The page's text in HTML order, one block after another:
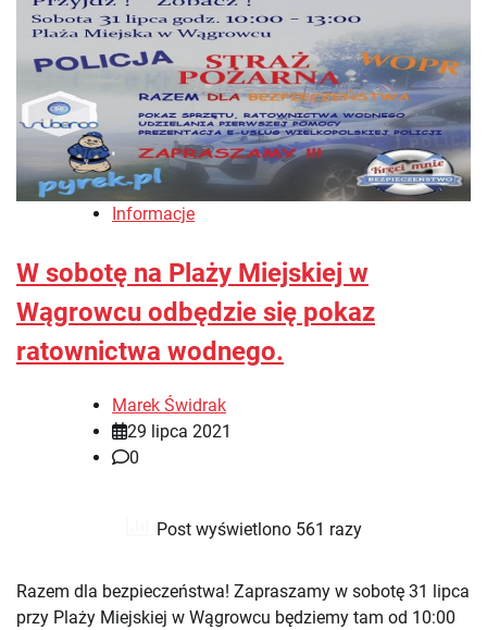
Informacje
W sobotę na Plaży Miejskiej w
Wągrowcu odbędzie się pokaz
ratownictwa wodnego.
Marek Świdrak
29 lipca 2021
0
Post wyświetlono 561 razy
Razem dla bezpieczeństwa! Zapraszamy w sobotę 31 lipca
przy Plaży Miejskiej w Wągrowcu będziemy tam od 10:00